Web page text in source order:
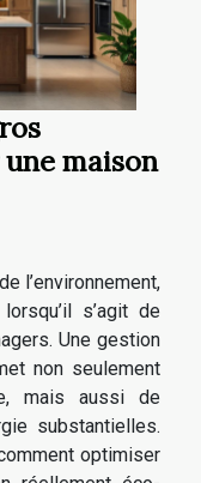
maison
l’environnement,
s’agit de
Une gestion
non seulement
mais aussi de
substantielles.
optimiser